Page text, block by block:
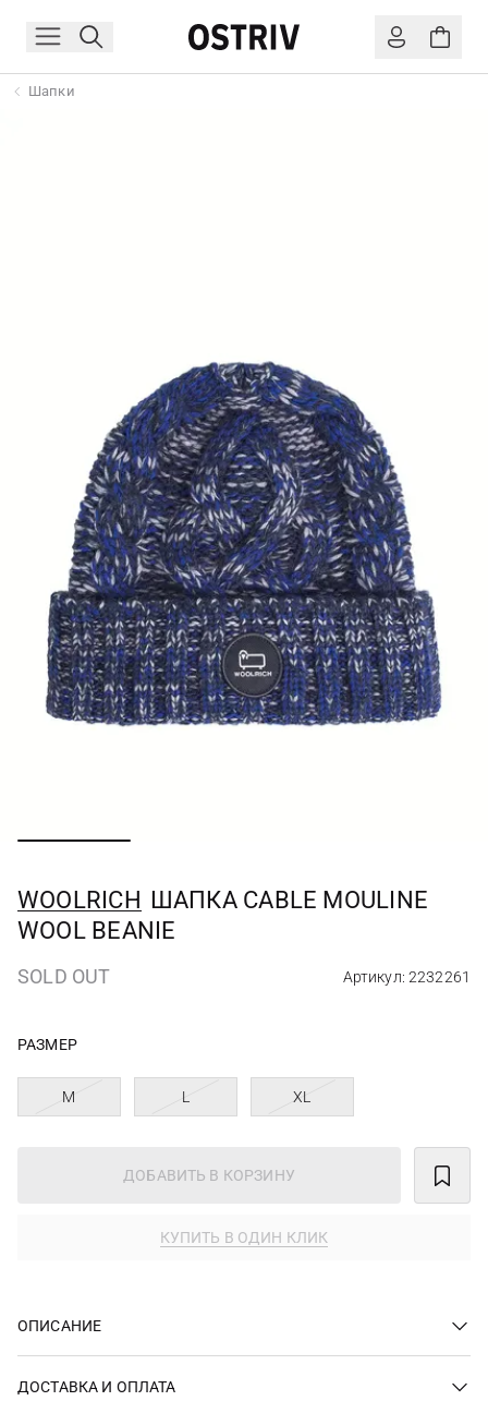
Шапки
WOOLRICH ШАПКА CABLE MOULINE
WOOL BEANIE
SOLD OUT Артикул: 2232261
РАЗМЕР
M L XL
ДОБАВИТЬ В КОРЗИНУ
КУПИТЬ В ОДИН КЛИК
ОПИСАНИЕ
ДОСТАВКА И ОПЛАТА